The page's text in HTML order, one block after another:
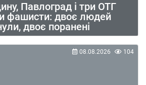
Павлоград і три ОТГ
фашисти: двоє людей
двоє поранені
08.08.2026 104